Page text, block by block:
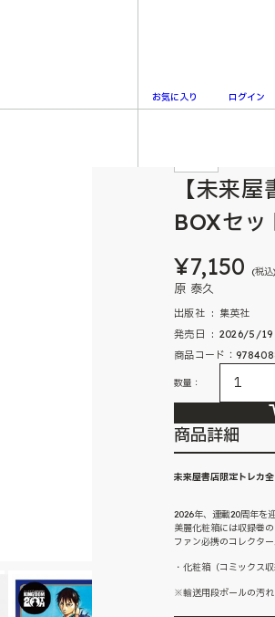
お気に入り ログイン
グダム BOXセット 1 王都奪還編・蛇甘平原の戦い
【未来
BOXセッ
¥7,150 (税込)
原 泰久
出版社 ‏ : ‎ 集英社
発売日 ‏ : ‎ 2026/5/19
商品コード：
数量：
商品詳細
未来屋書店限定トレカ
2026年、連載20周年を
美麗化粧箱には収録巻
ファン必携のコレクタ
・化粧箱（コミックス
※輸送用段ボールの汚れ